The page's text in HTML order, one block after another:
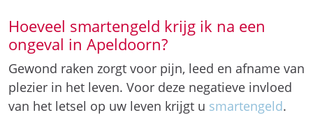
Hoeveel smartengeld krijg ik na een
ongeval in Apeldoorn?
Gewond raken zorgt voor pijn, leed en afname van
plezier in het leven. Voor deze negatieve invloed
van het letsel op uw leven krijgt u smartengeld.